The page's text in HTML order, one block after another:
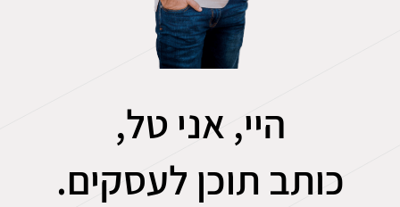
היי, אני טל,
כותב תוכן לעסקים.